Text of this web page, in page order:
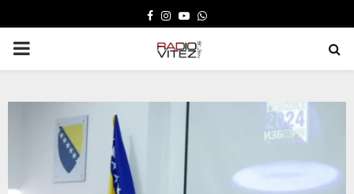
FACEBOOK
INSTAGRAM
YOUTUBE
WHATSAPP
PRIMARY